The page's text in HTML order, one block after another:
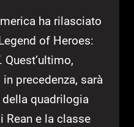
ha rilasciato
of Heroes:
precedenza, sarà
quadrilogia
Rean e la classe